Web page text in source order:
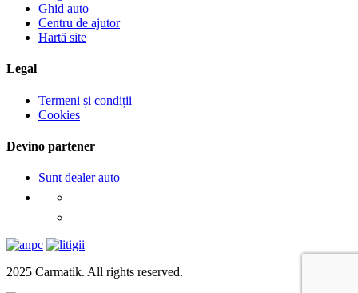
Ghid auto
Centru de ajutor
Hartă site
Legal
Termeni și condiții
Cookies
Devino partener
Sunt dealer auto
2025 Carmatik. All rights reserved.